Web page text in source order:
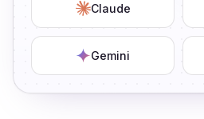
Claude
Gemini